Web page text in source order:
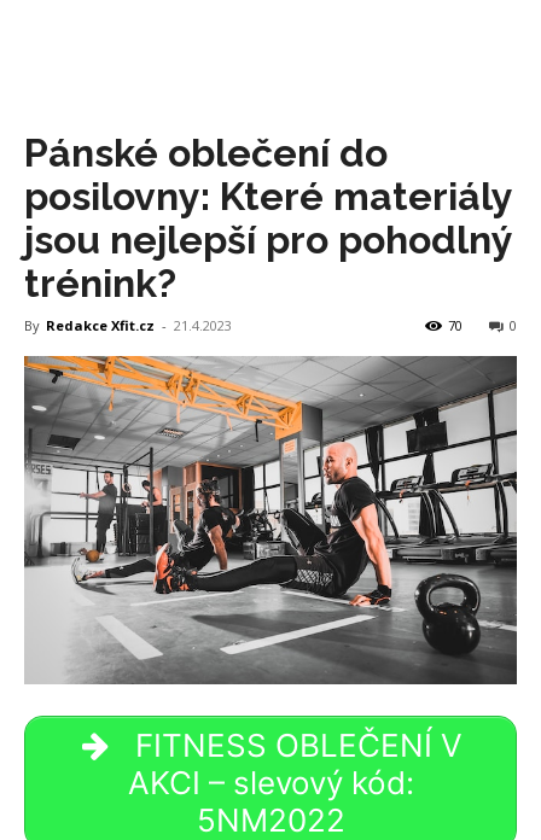
Pánské oblečení do
posilovny: Které materiály
jsou nejlepší pro pohodlný
trénink?
By Redakce Xfit.cz - 21.4.2023 0
70
FITNESS OBLEČENÍ V
AKCI – slevový kód:
5NM2022